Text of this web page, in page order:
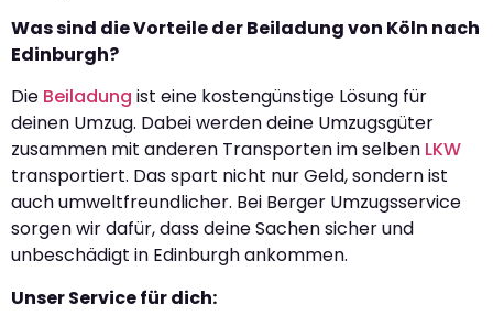
Was sind die Vorteile der Beiladung von Köln nach
Edinburgh?
Die Beiladung ist eine kostengünstige Lösung für
deinen Umzug. Dabei werden deine Umzugsgüter
zusammen mit anderen Transporten im selben LKW
transportiert. Das spart nicht nur Geld, sondern ist
auch umweltfreundlicher. Bei Berger Umzugsservice
sorgen wir dafür, dass deine Sachen sicher und
unbeschädigt in Edinburgh ankommen.
Unser Service für dich: